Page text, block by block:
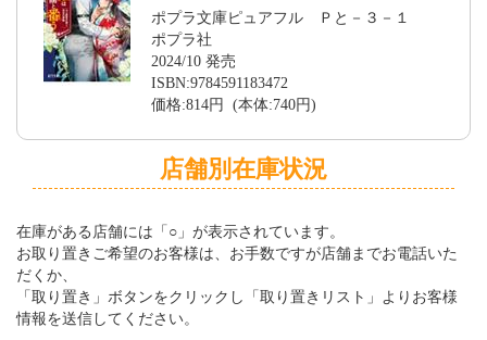
ポプラ文庫ピュアフル Ｐと－３－１
ポプラ社
2024/10 発売
ISBN:9784591183472
価格:814円 (本体:740円)
店舗別在庫状況
在庫がある店舗には「○」が表示されています。
お取り置きご希望のお客様は、お手数ですが店舗までお電話いた
だくか、
「取り置き」ボタンをクリックし「取り置きリスト」よりお客様
情報を送信してください。